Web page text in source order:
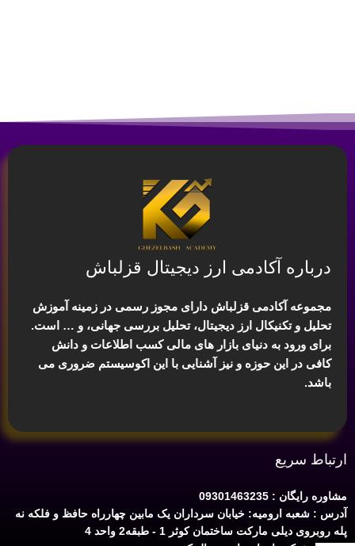
درباره آکادمی ارز دیجیتال قزلباش
مجموعه آکادمی قزلباش دارای مجوز رسمی در زمینه آموزش
تحلیل و تکنیکال ارز دیجیتال، تحلیل بررسی جهانی، و … است.
برای ورود به دنیای بازار های مالی کسب اطلاعات و دانش
کافی در این حوزه و نیز آشنایی با این اکوسیستم ضروری می
باشد.
ارتباط سریع
مشاوره رایگان : 09301463235
آدرس : شعبه ارومیه: خیابان سرداران یک مابین چهارراه حافظ و فلکه نه
پله روبروی دیلی مارکت ساختمان کوثر 1 - طبقه2 واحد 4